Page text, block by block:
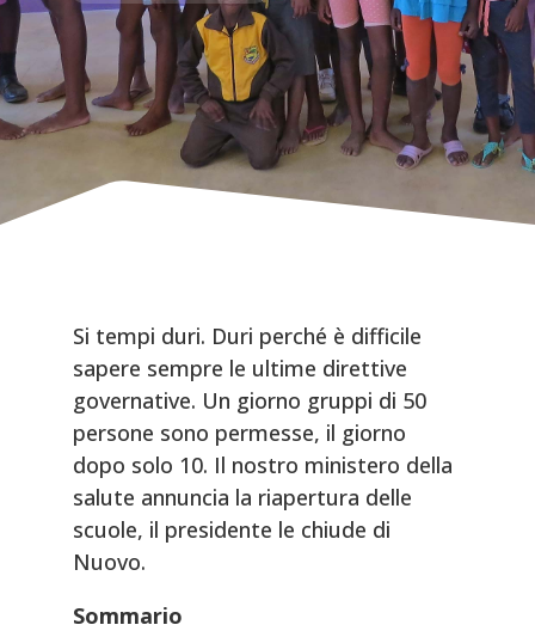
Si tempi duri. Duri perché è difficile
sapere sempre le ultime direttive
governative. Un giorno gruppi di 50
persone sono permesse, il giorno
dopo solo 10. Il nostro ministero della
salute annuncia la riapertura delle
scuole, il presidente le chiude di
Nuovo.
Sommario